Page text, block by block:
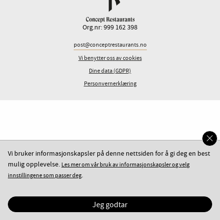
Org.nr: 999 162 398
post@conceptrestaurants.no
Vi benytter oss av cookies
Dine data (GDPR)
Personvernerklæring
Vi bruker informasjonskapsler på denne nettsiden for å gi deg en best
mulig opplevelse. Les mer om vår bruk av informasjonskapsler og velg
innstillingene som passer deg.
Jeg godtar